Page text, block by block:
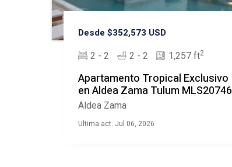
Desde $352,573 USD
2 - 2 2 - 2 1,257 ft2
Apartamento Tropical Exclusivo
en Aldea Zama Tulum MLS20746
Aldea Zama
Ultima act. Jul 06, 2026